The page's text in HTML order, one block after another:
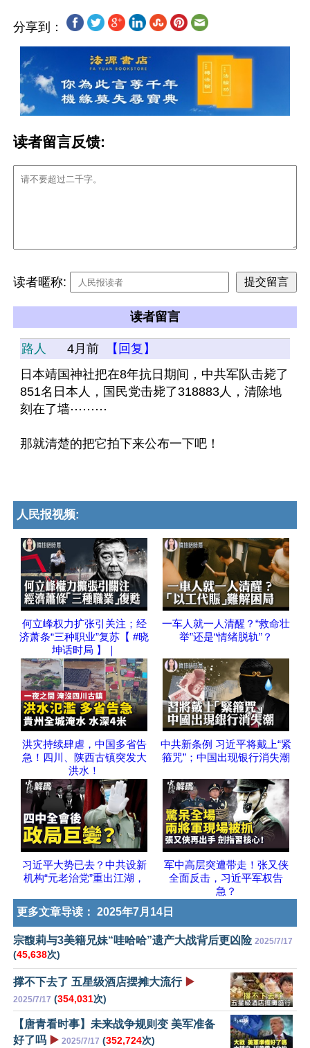
分享到：
读者留言反馈:
读者暱称:
读者留言
路人 4月前
【回复】
日本靖国神社把在8年抗日期间，中共军队击毙了
851名日本人，国民党击毙了318883人，清除地
刻在了墙⋯⋯⋯
那就清楚的把它拍下来公布一下吧！
人民报视频:
何立峰权力扩张引关注；经
济萧条“三种职业”复苏【 #晓
坤话时局 】｜
一车人就一人清醒？“救命壮
举”还是“情绪脱轨”？
洪灾持续肆虐，中国多省告
急！四川、陕西古镇突发大
洪水！
中共新条例 习近平将戴上“紧
箍咒”；中国出现银行消失潮
习近平大势已去？中共设新
机构“元老治党”重出江湖，
军中高层突遭带走！张又侠
全面反击，习近平军权告
急？
更多文章导读： 2025年7月14日
宗馥莉与3美籍兄妹“哇哈哈”遗产大战背后更凶险 2025/7/17
(45,638次)
撑不下去了 五星级酒店摆摊大流行 ▶️
2025/7/17 (354,031次)
【唐青看时事】未来战争规则变 美军准备
好了吗 ▶️ 2025/7/17 (352,724次)